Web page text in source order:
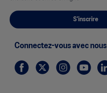
S'inscrire
Connectez-vous avec nous